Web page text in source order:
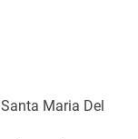
Maria Del